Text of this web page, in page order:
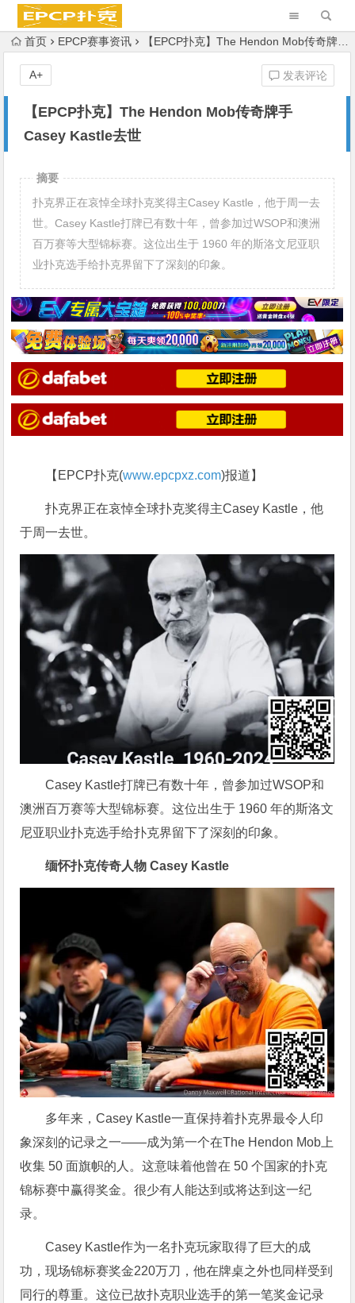
首页 EPCP赛事资讯 【EPCP扑克】The Hendon Mob传奇牌手Casey Kastle去世
【EPCP扑克】The Hendon Mob传奇牌手
Casey Kastle去世
发表评论
A+
摘要
扑克界正在哀悼全球扑克奖得主Casey Kastle，他于周一去
世。Casey Kastle打牌已有数十年，曾参加过WSOP和澳洲
百万赛等大型锦标赛。这位出生于 1960 年的斯洛文尼亚职
业扑克选手给扑克界留下了深刻的印象。
【EPCP扑克(www.epcpxz.com)报道】
扑克界正在哀悼全球扑克奖得主Casey Kastle，他
于周一去世。
Casey Kastle打牌已有数十年，曾参加过WSOP和
澳洲百万赛等大型锦标赛。这位出生于 1960 年的斯洛文
尼亚职业扑克选手给扑克界留下了深刻的印象。
缅怀扑克传奇人物 Casey Kastle
多年来，Casey Kastle一直保持着扑克界最令人印
象深刻的记录之一——成为第一个在The Hendon Mob上
收集 50 面旗帜的人。这意味着他曾在 50 个国家的扑克
锦标赛中赢得奖金。很少有人能达到或将达到这一纪
录。
Casey Kastle作为一名扑克玩家取得了巨大的成
功，现场锦标赛奖金220万刀，他在牌桌之外也同样受到
同行的尊重。这位已故扑克职业选手的第一笔奖金记录